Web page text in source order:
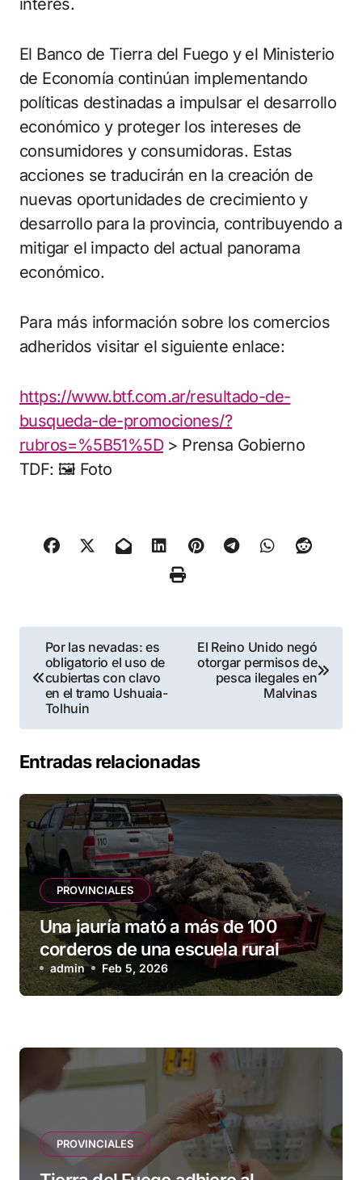
interés.
El Banco de Tierra del Fuego y el Ministerio
de Economía continúan implementando
políticas destinadas a impulsar el desarrollo
económico y proteger los intereses de
consumidores y consumidoras. Estas
acciones se traducirán en la creación de
nuevas oportunidades de crecimiento y
desarrollo para la provincia, contribuyendo a
mitigar el impacto del actual panorama
económico.
Para más información sobre los comercios
adheridos visitar el siguiente enlace:
https://www.btf.com.ar/resultado-de-
busqueda-de-promociones/?
rubros=%5B51%5D> Prensa Gobierno
TDF: 🖼 Foto
Navegación
de
entradas
Por las nevadas: es
obligatorio el uso de
cubiertas con clavo
en el tramo Ushuaia-
Tolhuin
El Reino Unido negó
otorgar permisos de
pesca ilegales en
Malvinas
Entradas relacionadas
PROVINCIALES
Una jauría mató a más de 100
corderos de una escuela rural
admin Feb 5, 2026
PROVINCIALES